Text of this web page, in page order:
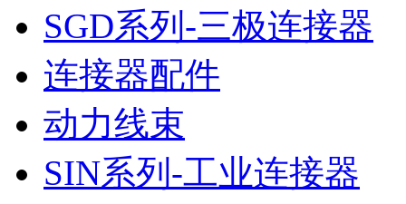
SGD系列-三极连接器
连接器配件
动力线束
SIN系列-工业连接器